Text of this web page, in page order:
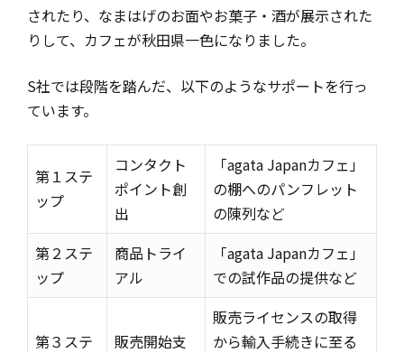
されたり、なまはげのお面やお菓子・酒が展示された
りして、カフェが秋田県一色になりました。
S社では段階を踏んだ、以下のようなサポートを行っ
ています。
第１ステ
ップ
コンタクト
ポイント創
出
「agata Japanカフェ」
の棚へのパンフレット
の陳列など
第２ステ
ップ
商品トライ
アル
「agata Japanカフェ」
での試作品の提供など
第３ステ
販売開始支
販売ライセンスの取得
から輸入手続きに至る